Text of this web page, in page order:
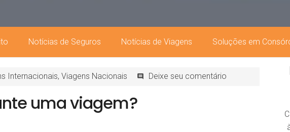
Notícias de Seguros Notícias de Viagens Soluções em
Internacionais, Viagens Nacionais comments Deixe seu comentário
uma viagem?